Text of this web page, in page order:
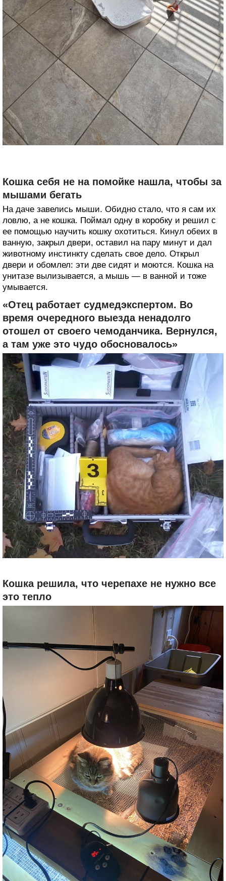
Кошка себя не на помойке нашла, чтобы за
мышами бегать
На даче завелись мыши. Обидно стало, что я сам их
ловлю, а не кошка. Поймал одну в коробку и решил с
ее помощью научить кошку охотиться. Кинул обеих в
ванную, закрыл двери, оставил на пару минут и дал
животному инстинкту сделать свое дело. Открыл
двери и обомлел: эти две сидят и моются. Кошка на
унитазе вылизывается, а мышь — в ванной и тоже
умывается.
«Отец работает судмедэкспертом. Во
время очередного выезда ненадолго
отошел от своего чемоданчика. Вернулся,
а там уже это чудо обосновалось»
Кошка решила, что черепахе не нужно все
это тепло